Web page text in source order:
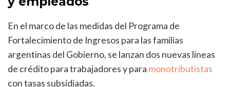
En el marco de las medidas del Programa de
Fortalecimiento de Ingresos para las familias
argentinas del Gobierno, se lanzan dos nuevas líneas
de crédito para trabajadores y para monotributistas
con tasas subsidiadas.